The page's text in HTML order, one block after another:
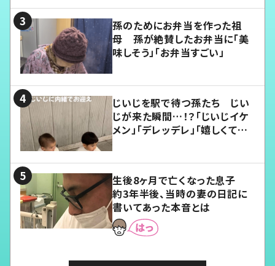
孫のためにお弁当を作った祖
母 孫が絶賛したお弁当に「美
味しそう」「お弁当すごい」
じいじを駅で待つ孫たち じい
じが来た瞬間…！？「じいじイケ
メン」「デレッデレ」「嬉しくて可
生後8ヶ月で亡くなった息子
約3年半後、当時の妻の日記に
書いてあった本音とは